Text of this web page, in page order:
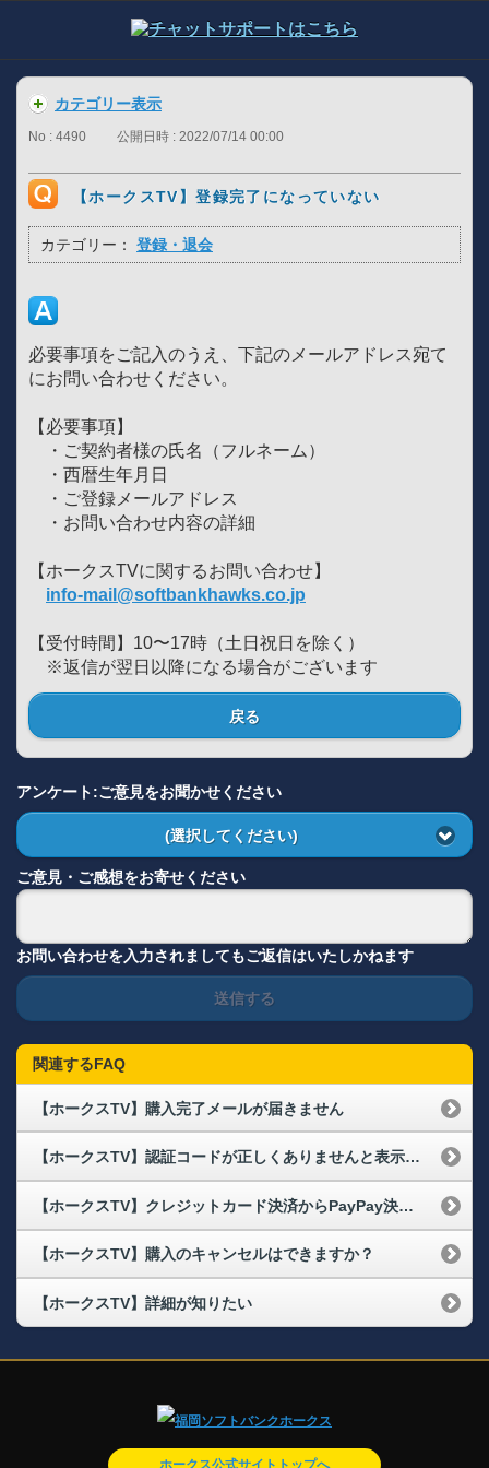
カテゴリー表示
No : 4490 公開日時 : 2022/07/14 00:00
【ホークスTV】登録完了になっていない
カテゴリー： 登録・退会
必要事項をご記入のうえ、下記のメールアドレス宛て
にお問い合わせください。
【必要事項】
・ご契約者様の氏名（フルネーム）
・西暦生年月日
・ご登録メールアドレス
・お問い合わせ内容の詳細
【ホークスTVに関するお問い合わせ】
info-mail@softbankhawks.co.jp
【受付時間】10〜17時（土日祝日を除く）
※返信が翌日以降になる場合がございます
戻る
アンケート:ご意見をお聞かせください
(選択してください)
ご意見・ご感想をお寄せください
お問い合わせを入力されましてもご返信はいたしかねます
送信する
関連するFAQ
【ホークスTV】購入完了メールが届きません
【ホークスTV】認証コードが正しくありませんと表示される
【ホークスTV】クレジットカード決済からPayPay決済に変更したい
【ホークスTV】購入のキャンセルはできますか？
【ホークスTV】詳細が知りたい
ホークス公式サイトトップへ